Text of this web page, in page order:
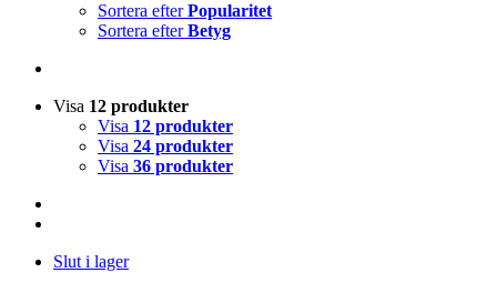
Sortera efterPopularitet
Sortera efterBetyg
Visa 12 produkter
Visa 12 produkter
Visa 24 produkter
Visa 36 produkter
Slut i lager